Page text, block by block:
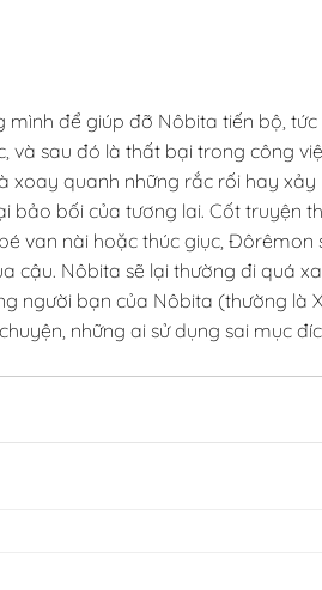
để giúp đỡ Nôbita tiến bộ, tức
sau đó là thất bại trong công
quanh những rắc rối hay
bảo bối của tương lai. Cốt truyện
van nài hoặc thúc giục,
Nôbita sẽ lại thường đi quá
người bạn của Nôbita (thường là
những ai sử dụng sai mục